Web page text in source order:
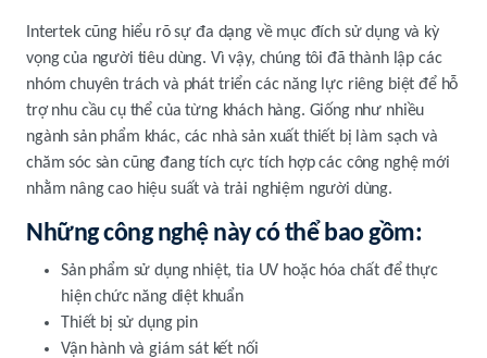
Intertek cũng hiểu rõ sự đa dạng về mục đích sử dụng và kỳ
vọng của người tiêu dùng. Vì vậy, chúng tôi đã thành lập các
nhóm chuyên trách và phát triển các năng lực riêng biệt để hỗ
trợ nhu cầu cụ thể của từng khách hàng. Giống như nhiều
ngành sản phẩm khác, các nhà sản xuất thiết bị làm sạch và
chăm sóc sàn cũng đang tích cực tích hợp các công nghệ mới
nhằm nâng cao hiệu suất và trải nghiệm người dùng.
Những công nghệ này có thể bao gồm:
Sản phẩm sử dụng nhiệt, tia UV hoặc hóa chất để thực
hiện chức năng diệt khuẩn
Thiết bị sử dụng pin
Vận hành và giám sát kết nối